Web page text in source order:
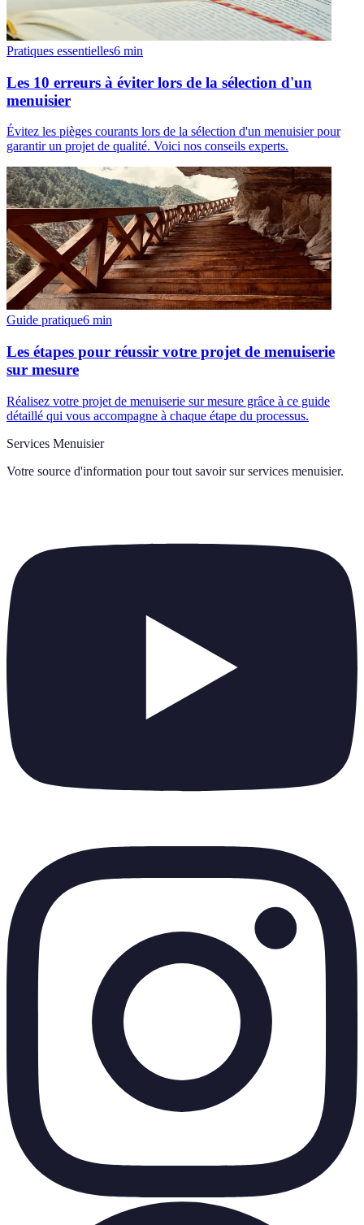
Pratiques essentielles6 min
Les 10 erreurs à éviter lors de la sélection d'un
menuisier
Évitez les pièges courants lors de la sélection d'un menuisier pour
garantir un projet de qualité. Voici nos conseils experts.
Guide pratique6 min
Les étapes pour réussir votre projet de menuiserie
sur mesure
Réalisez votre projet de menuiserie sur mesure grâce à ce guide
détaillé qui vous accompagne à chaque étape du processus.
Services Menuisier
Votre source d'information pour tout savoir sur services menuisier.